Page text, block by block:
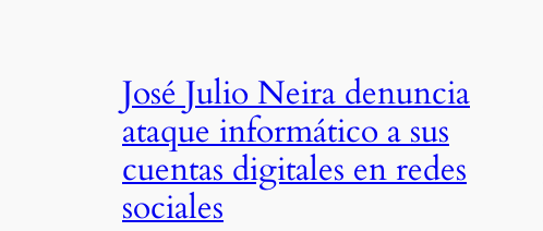
José Julio Neira denuncia
ataque informático a sus
cuentas digitales en redes
sociales